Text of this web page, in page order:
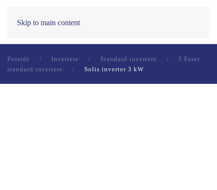
Skip to main content
Forside Invertere Standard invertere
3 Faset
standard invertere
Solis inverter 3 kW